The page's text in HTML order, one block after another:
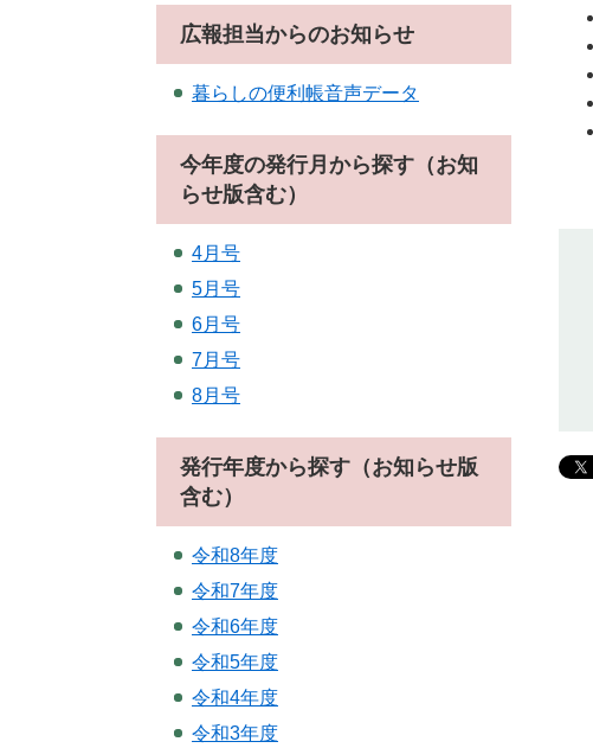
広報担当からのお知らせ
暮らしの便利帳音声データ
今年度の発行月から探す（お知
らせ版含む）
4月号
5月号
6月号
7月号
8月号
発行年度から探す（お知らせ版
含む）
令和8年度
令和7年度
令和6年度
令和5年度
令和4年度
令和3年度